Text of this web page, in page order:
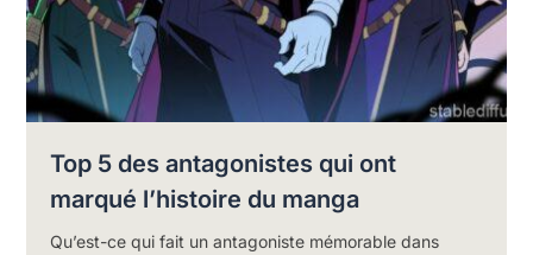
Top 5 des antagonistes qui ont
marqué l’histoire du manga
Qu’est-ce qui fait un antagoniste mémorable dans